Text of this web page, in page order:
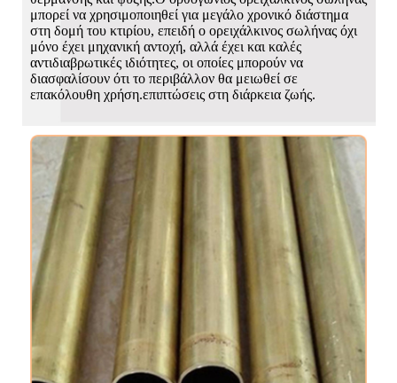
μπορεί να χρησιμοποιηθεί για μεγάλο χρονικό διάστημα
στη δομή του κτιρίου, επειδή ο ορειχάλκινος σωλήνας όχι
μόνο έχει μηχανική αντοχή, αλλά έχει και καλές
αντιδιαβρωτικές ιδιότητες, οι οποίες μπορούν να
διασφαλίσουν ότι το περιβάλλον θα μειωθεί σε
επακόλουθη χρήση.επιπτώσεις στη διάρκεια ζωής.